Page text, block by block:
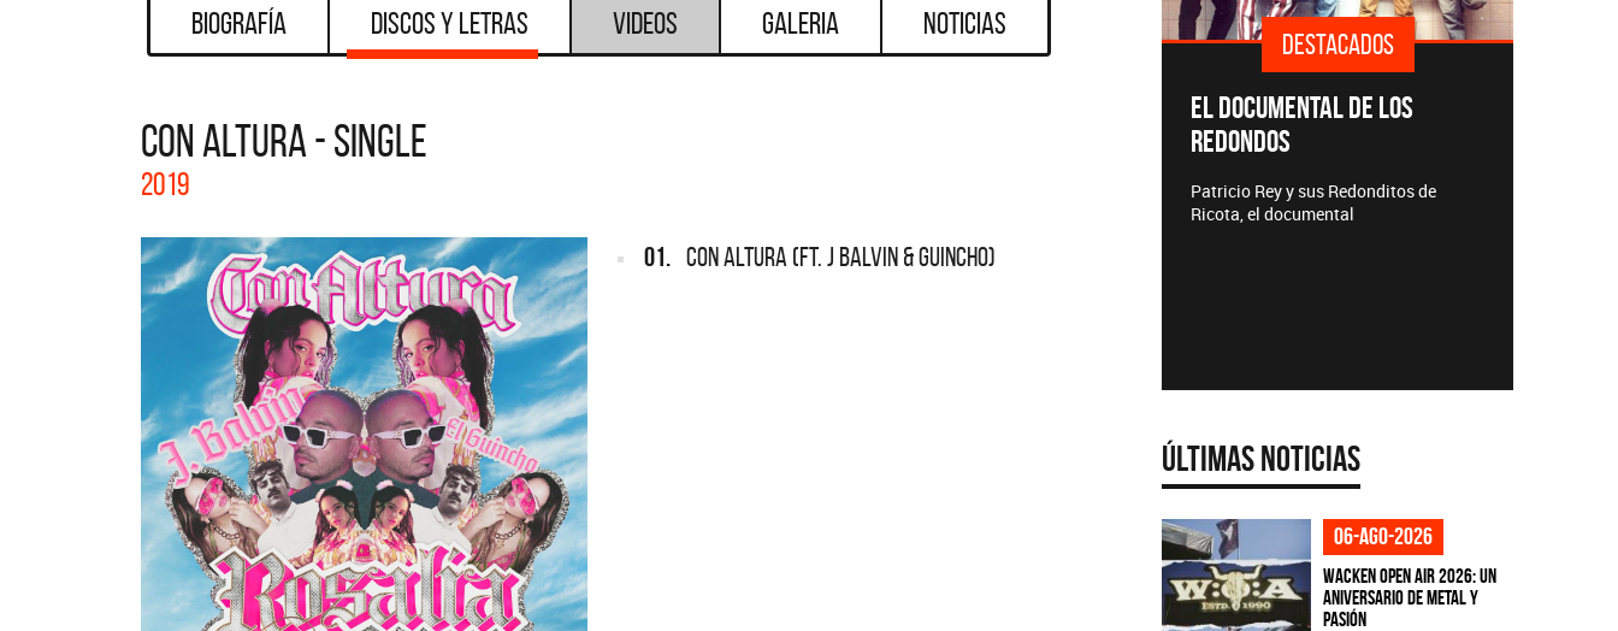
Biografía Discos y Letras Videos Galeria Noticias
CON ALTURA - SINGLE
2019
01. CON ALTURA (FT. J BALVIN & GUINCHO)
DESTACADOS DESTACADOS DESTACADOS
EL DOCUMENTAL DE LOS
REDONDOS
Patricio Rey y sus Redonditos de
Ricota, el documental
Últimas Noticias
06-ago-2026
Wacken Open Air 2026: Un
aniversario de metal y
pasión